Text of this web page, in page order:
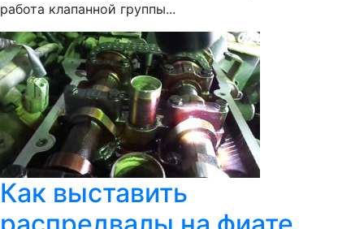
работа клапанной группы...
Как выставить